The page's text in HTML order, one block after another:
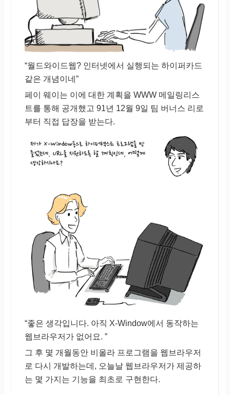
“월드와이드웹? 인터넷에서 실행되는 하이퍼카드
같은 개념이네”
페이 웨이는 이에 대한 계획을 WWW 메일링리스
트를 통해 공개했고 91년 12월 9일 팀 버너스 리로
부터 직접 답장을 받는다.
“좋은 생각입니다. 아직 X-Window에서 동작하는
웹브라우저가 없어요. ”
그 후 몇 개월동안 비올라 프로그램을 웹브라우저
로 다시 개발하는데, 오늘날 웹브라우저가 제공하
는 몇 가지는 기능을 최초로 구현한다.